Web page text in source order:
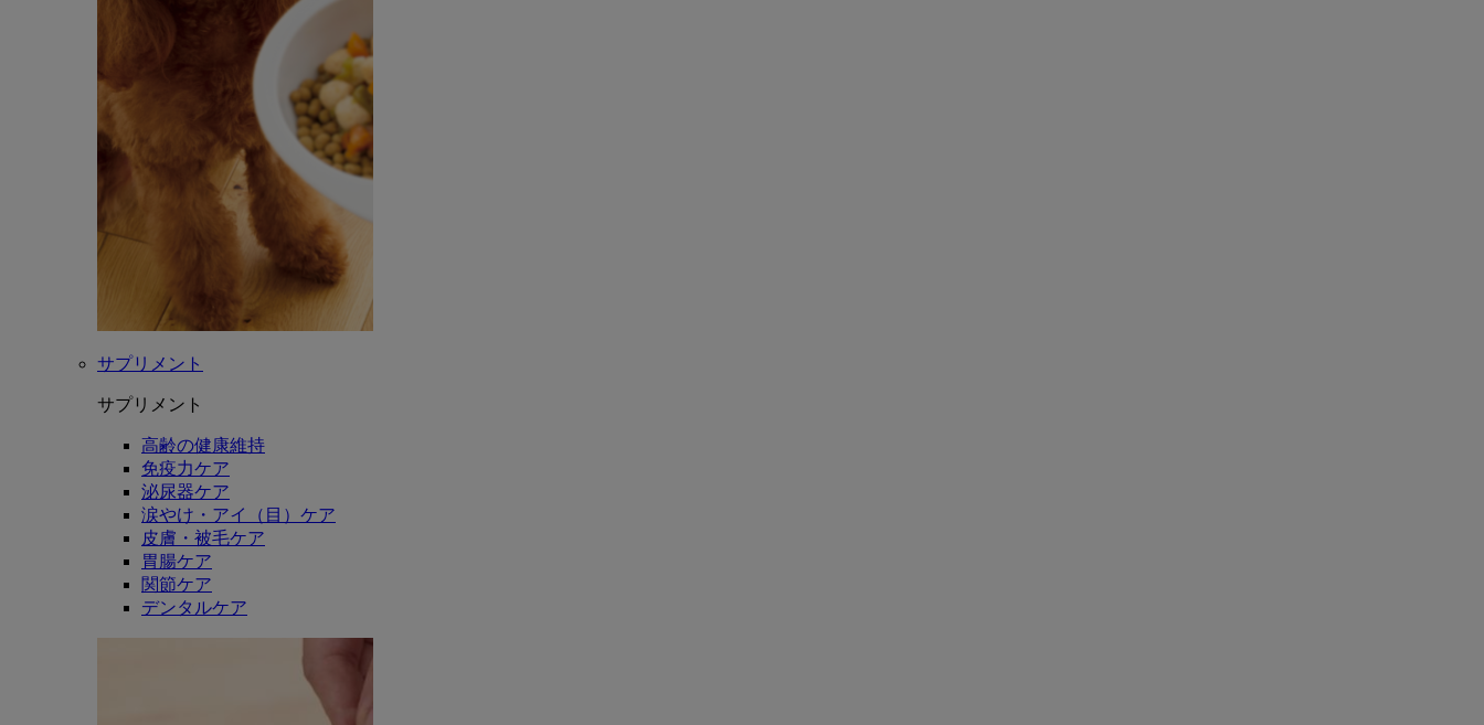
サプリメント
サプリメント
高齢の健康維持
免疫力ケア
泌尿器ケア
涙やけ・アイ（目）ケア
皮膚・被毛ケア
胃腸ケア
関節ケア
デンタルケア